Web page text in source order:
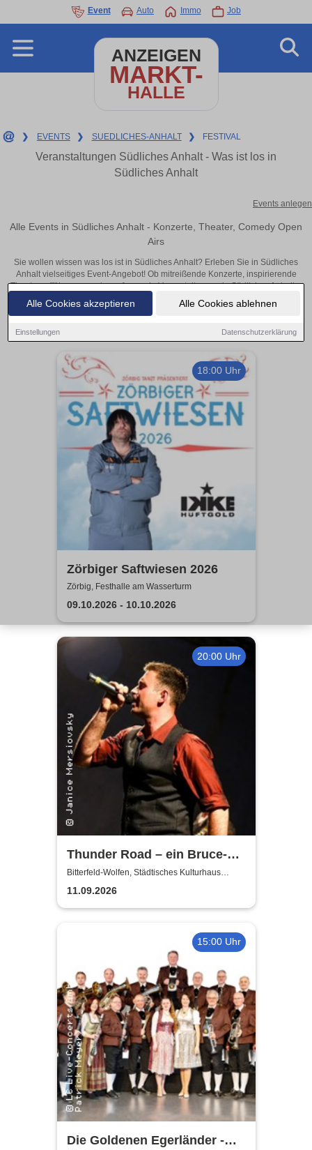
Alle Cookies akzeptieren Alle Cookies ablehnen
Einstellungen Datenschutzerklärung
Event Auto Immo Job
ANZEIGEN
MARKT-
HALLE
❯ EVENTS ❯ SUEDLICHES-ANHALT ❯ FESTIVAL
Veranstaltungen Südliches Anhalt - Was ist los in
Südliches Anhalt
Events anlegen
Alle Events in Südliches Anhalt - Konzerte, Theater, Comedy Open
Airs
Sie wollen wissen was los ist in Südliches Anhalt? Erleben Sie in Südliches
Anhalt vielseitiges Event-Angebot! Ob mitreißende Konzerte, inspirierende
Theateraufführungen oder aufregende Veranstaltungen in Südliches Anhalt –
hier finden alles im Überblick und Tickets.
18:00 Uhr
Zörbiger Saftwiesen 2026
Zörbig, Festhalle am Wasserturm
09.10.2026 - 10.10.2026
20:00 Uhr
Thunder Road – ein Bruce-
Springsteen-Abend mit Daniel
Schmidgunst
Bitterfeld-Wolfen, Städtisches Kulturhaus
Bitterfeld-Wolfen
11.09.2026
15:00 Uhr
Die Goldenen Egerländer -